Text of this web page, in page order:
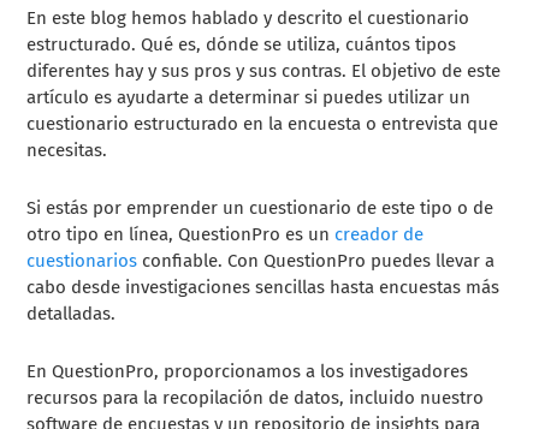
En este blog hemos hablado y descrito el cuestionario
estructurado. Qué es, dónde se utiliza, cuántos tipos
diferentes hay y sus pros y sus contras. El objetivo de este
artículo es ayudarte a determinar si puedes utilizar un
cuestionario estructurado en la encuesta o entrevista que
necesitas.
Si estás por emprender un cuestionario de este tipo o de
otro tipo en línea, QuestionPro es un creador de
cuestionarios confiable. Con QuestionPro puedes llevar a
cabo desde investigaciones sencillas hasta encuestas más
detalladas.
En QuestionPro, proporcionamos a los investigadores
recursos para la recopilación de datos, incluido nuestro
software de encuestas y un repositorio de insights para